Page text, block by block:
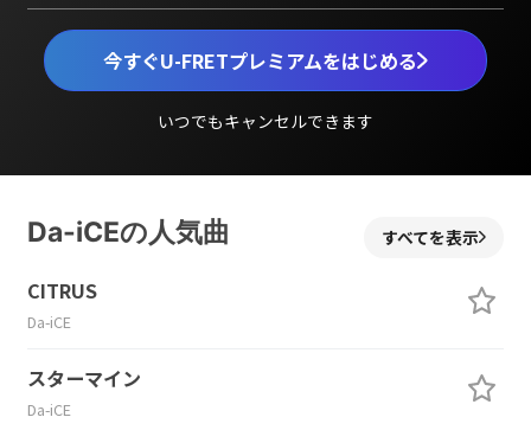
今すぐU-FRETプレミアムをはじめる
いつでもキャンセルできます
Da-iCEの人気曲 すべてを表示
CITRUS
Da-iCE
スターマイン
Da-iCE